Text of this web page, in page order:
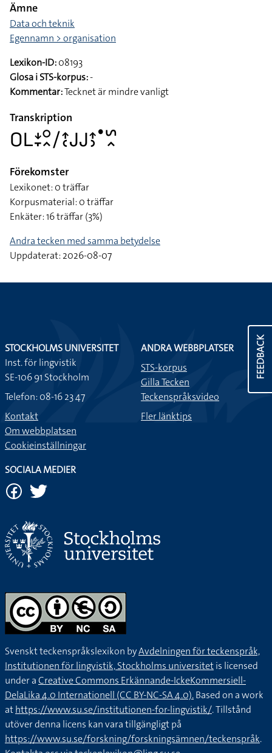
Ämne
Data och teknik
Egennamn > organisation
Lexikon-ID:08193
Glosa i STS-korpus:-
Kommentar:Tecknet är mindre vanligt
Transkription
􌤆􌥈􌥕􌥙􌥰􌥿􌥠􌤴􌥗􌤢􌤢􌤴􌤶􌤟􌥲􌥿
Förekomster
Lexikonet: 0 träffar
Korpusmaterial: 0 träffar
Enkäter: 16 träffar (3%)
Andra tecken med samma betydelse
Uppdaterat: 2026-08-07
FEEDBACK
STOCKHOLMS UNIVERSITET
Inst. för lingvistik
SE-106 91 Stockholm
Telefon: 08-16 23 47
Kontakt
Om webbplatsen
Cookieinställningar
ANDRA WEBBPLATSER
STS-korpus
Gilla Tecken
Teckenspråksvideo
Fler länktips
SOCIALA MEDIER
Svenskt teckenspråkslexikon byAvdelningen för teckenspråk,
Institutionen för lingvistik, Stockholms universitetis licensed
under aCreative Commons Erkännande-IckeKommersiell-
DelaLika 4.0 Internationell (CC BY-NC-SA 4.0).Based on a work
athttps://www.su.se/institutionen-for-lingvistik/. Tillstånd
utöver denna licens kan vara tillgängligt på
https://www.su.se/forskning/forskningsämnen/teckenspråk.